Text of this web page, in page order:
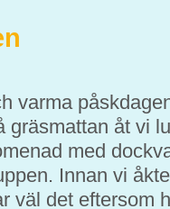
varma
gräsmattan åt vi
med
Innan vi
väl det eftersom